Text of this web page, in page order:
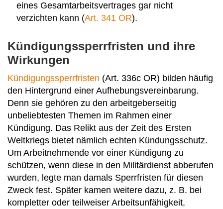
eines Gesamtarbeitsvertrages gar nicht
verzichten kann (Art. 341 OR).
Kündigungssperrfristen und ihre
Wirkungen
Kündigungssperrfristen (Art. 336c OR) bilden häufig
den Hintergrund einer Aufhebungsvereinbarung.
Denn sie gehören zu den arbeitgeberseitig
unbeliebtesten Themen im Rahmen einer
Kündigung. Das Relikt aus der Zeit des Ersten
Weltkriegs bietet nämlich echten Kündungsschutz.
Um Arbeitnehmende vor einer Kündigung zu
schützen, wenn diese in den Militärdienst abberufen
wurden, legte man damals Sperrfristen für diesen
Zweck fest. Später kamen weitere dazu, z. B. bei
kompletter oder teilweiser Arbeitsunfähigkeit,